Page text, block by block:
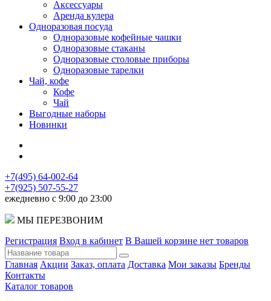
Аксессуары
Аренда кулера
Одноразовая посуда
Одноразовые кофейные чашки
Одноразовые стаканы
Одноразовые столовые приборы
Одноразовые тарелки
Чай, кофе
Кофе
Чай
Выгодные наборы
Новинки
+7(495) 64-002-64
+7(925) 507-55-27
ежедневно с 9:00 до 23:00
МЫ ПЕРЕЗВОНИМ
Регистрация Вход в кабинет В Вашей корзине нет товаров
Главная Акции Заказ, оплата Доставка Мои заказы Бренды
Контакты
Каталог товаров